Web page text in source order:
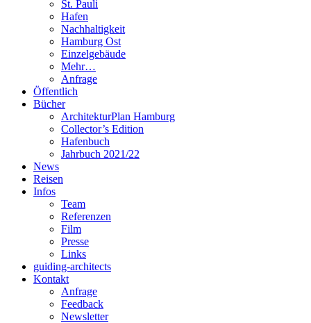
St. Pauli
Hafen
Nachhaltigkeit
Hamburg Ost
Einzelgebäude
Mehr…
Anfrage
Öffentlich
Bücher
ArchitekturPlan Hamburg
Collector’s Edition
Hafenbuch
Jahrbuch 2021/22
News
Reisen
Infos
Team
Referenzen
Film
Presse
Links
guiding-architects
Kontakt
Anfrage
Feedback
Newsletter